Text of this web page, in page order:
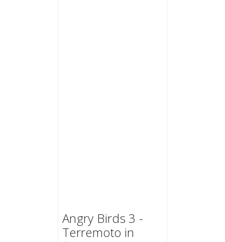
Angry Birds 3 -
Terremoto in